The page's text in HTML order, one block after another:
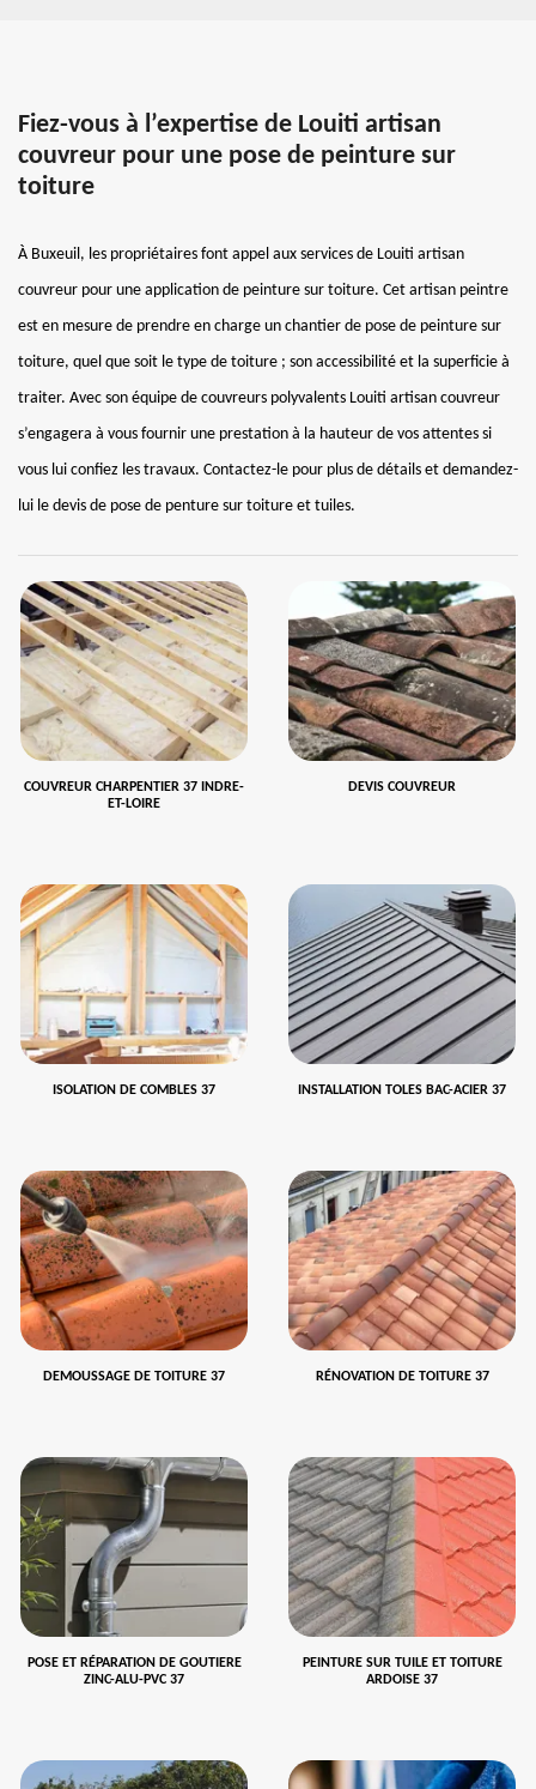
Fiez-vous à l’expertise de Louiti artisan
couvreur pour une pose de peinture sur
toiture
À Buxeuil, les propriétaires font appel aux services de Louiti artisan
couvreur pour une application de peinture sur toiture. Cet artisan peintre
est en mesure de prendre en charge un chantier de pose de peinture sur
toiture, quel que soit le type de toiture ; son accessibilité et la superficie à
traiter. Avec son équipe de couvreurs polyvalents Louiti artisan couvreur
s’engagera à vous fournir une prestation à la hauteur de vos attentes si
vous lui confiez les travaux. Contactez-le pour plus de détails et demandez-
lui le devis de pose de penture sur toiture et tuiles.
COUVREUR CHARPENTIER 37 INDRE-
ET-LOIRE
DEVIS COUVREUR
ISOLATION DE COMBLES 37 INSTALLATION TOLES BAC-ACIER 37
DEMOUSSAGE DE TOITURE 37 RÉNOVATION DE TOITURE 37
POSE ET RÉPARATION DE GOUTIERE
ZINC-ALU-PVC 37
PEINTURE SUR TUILE ET TOITURE
ARDOISE 37